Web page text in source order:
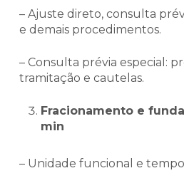
– Ajuste direto, consulta
e demais procedimentos.
– Consulta prévia especial:
tramitação e cautelas.
Fracionamento e
min
– Unidade funcional e